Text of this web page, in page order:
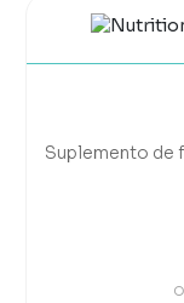
Suplemento de